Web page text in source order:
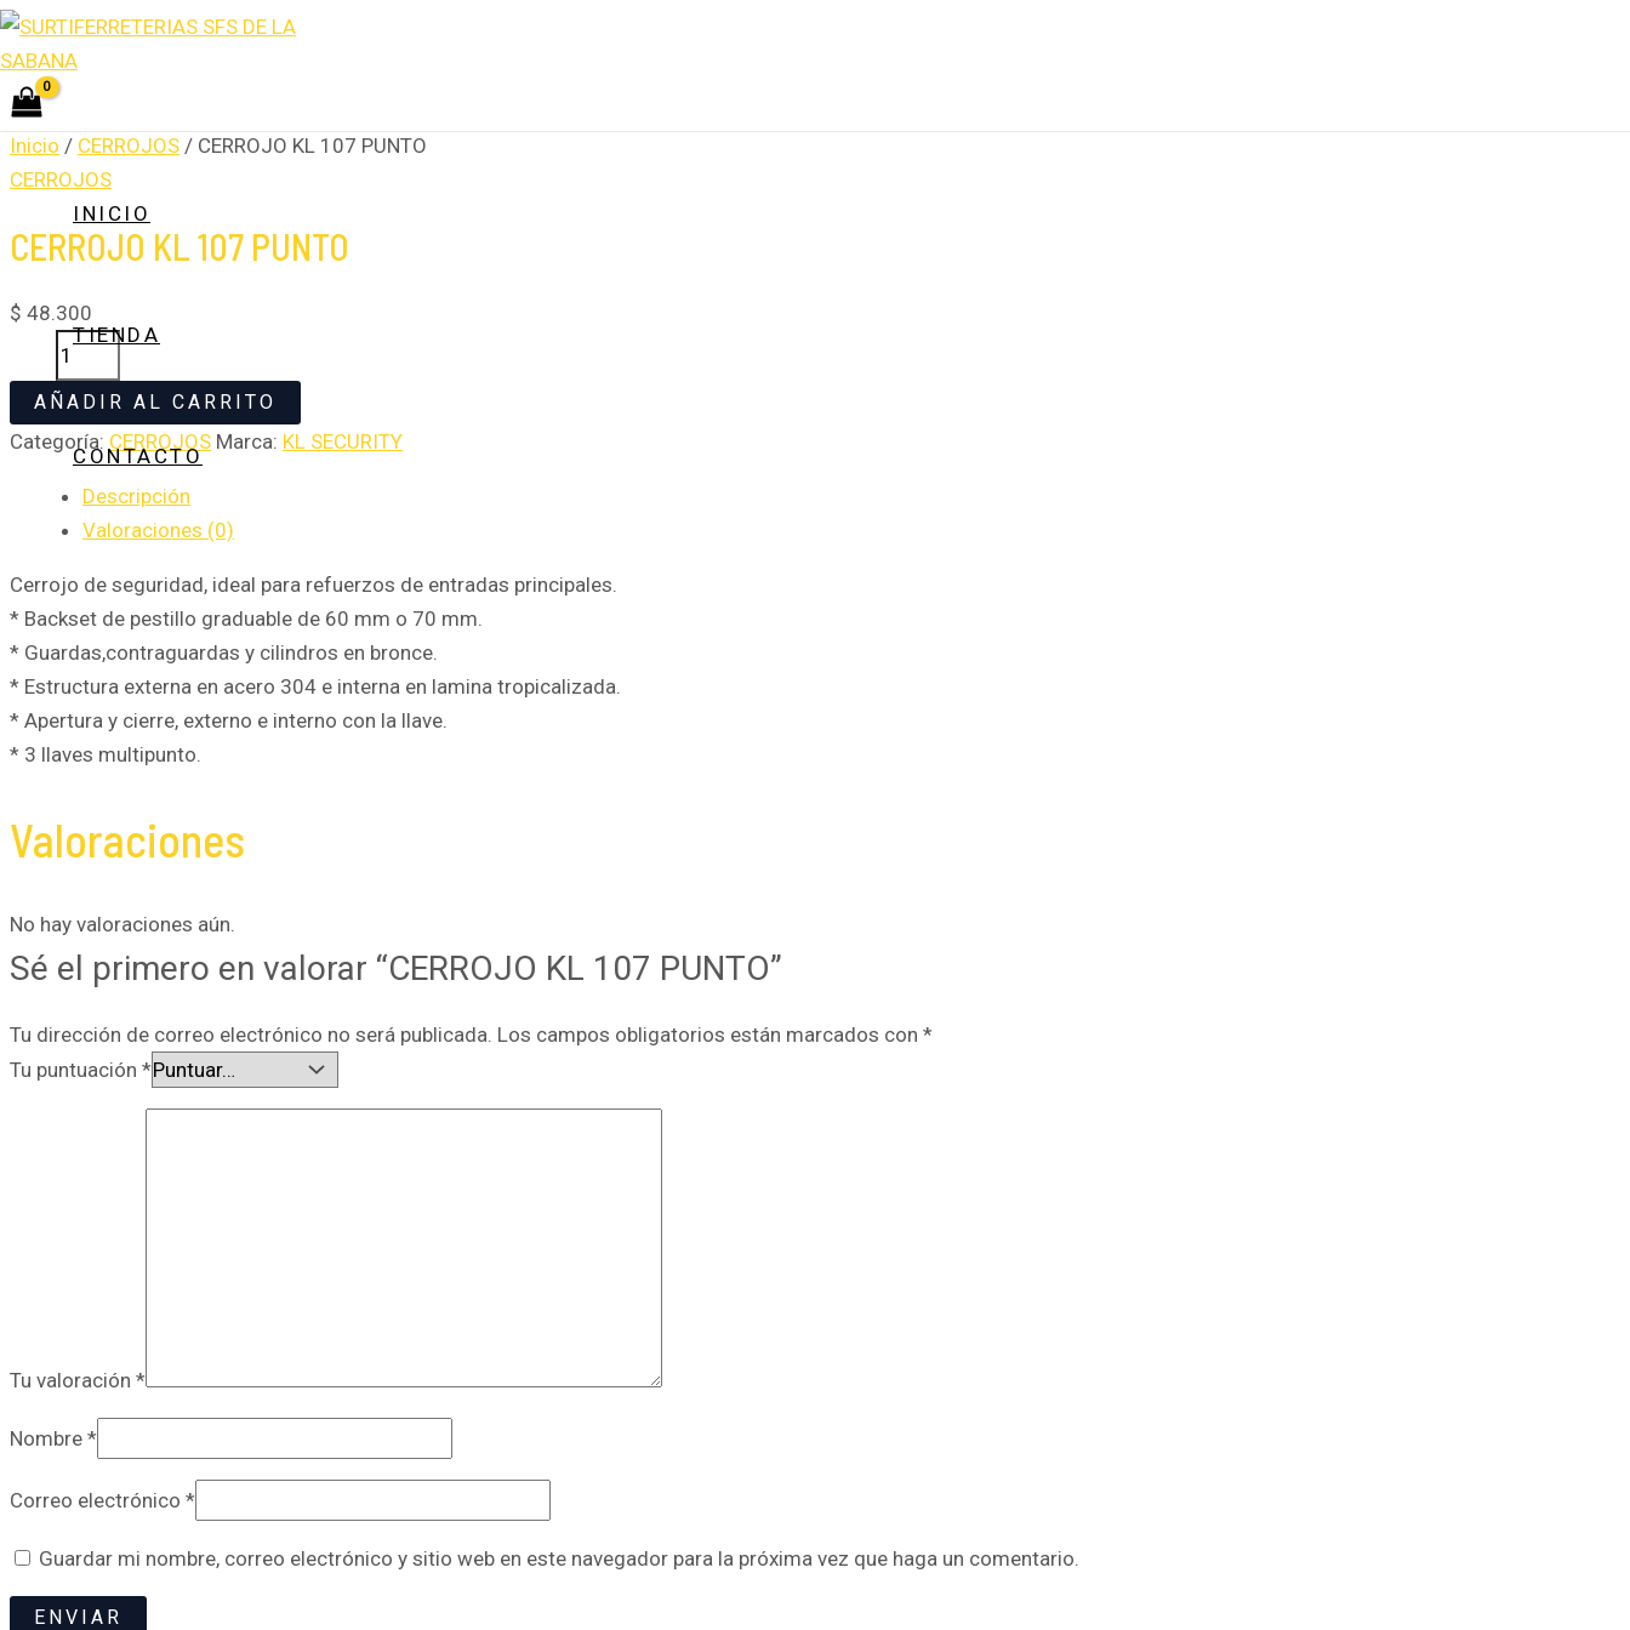
Ir
al
contenido
INICIO
TIENDA
CONTACTO
Inicio / CERROJOS / CERROJO KL 107 PUNTO
CERROJOS
CERROJO KL 107 PUNTO
$ 48.300
CERROJO
KL
107
PUNTO
cantidad
AÑADIR AL CARRITO
Categoría: CERROJOS Marca: KL SECURITY
Descripción
Valoraciones (0)
Cerrojo de seguridad, ideal para refuerzos de entradas principales.
* Backset de pestillo graduable de 60 mm o 70 mm.
* Guardas,contraguardas y cilindros en bronce.
* Estructura externa en acero 304 e interna en lamina tropicalizada.
* Apertura y cierre, externo e interno con la llave.
* 3 llaves multipunto.
Valoraciones
No hay valoraciones aún.
Sé el primero en valorar “CERROJO KL 107 PUNTO”
Tu dirección de correo electrónico no será publicada. Los campos obligatorios están marcados con *
Tu puntuación *
Tu valoración *
Nombre *
Correo electrónico *
Guardar mi nombre, correo electrónico y sitio web en este navegador para la próxima vez que haga un comentario.